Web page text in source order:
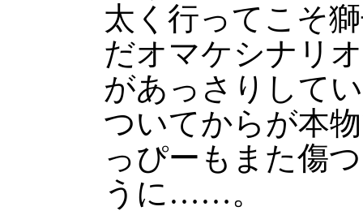
太く行ってこそ
だオマケシナリ
があっさりして
ついてからが本
っぴーもまた傷
うに……。